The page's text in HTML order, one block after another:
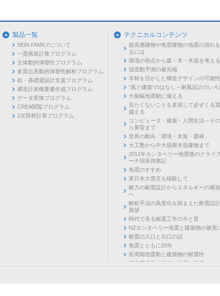
製品一覧
SEIN FAMILYについて
一貫構造計算プログラム
立体動的弾塑性プログラム
多質点系動的弾塑性解析プログラム
杭・基礎梁設計支援プログラム
構造計算概要書作成プログラム
データ変換プログラム
CREA閲覧プログラム
2次部材計算プログラム
テクニカルコンテンツ
超高層建物や免震建物の地震の揺れ
るには
環境の視点から森・木・木造を考える
強震動予測の最先端
木材を活かした構造デザインの可能性
“風と建築”のはなし～耐風設計のいろ
大振幅地震動に備える
見たくないことを直視して必ずくる
越える
コンピュータ・建築・人間生活～そ
ら黄昏まで
世界の動向「環境・木造・森林」
大工塾から中大規模木造建物まで
2011年カンタベリー地震後のクライ
ーチ現状視察記
免震のすすめ
東日本大震災を経験して
耐力の耐震設計からエネルギーの構
へ
解析手法の高度化を踏まえた耐震設
展望
時代で見る耐震工学の今と昔
NZカンタベリー地震と建築物の被害
耐震の入口と出口の話
免震とともに20年
長周期地震動と建築物の耐震性
都市環境学で紐解く地震と建築